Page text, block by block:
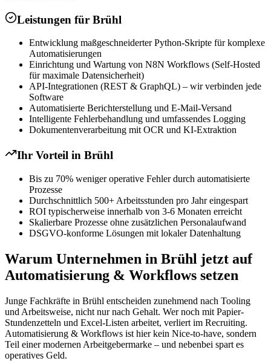
Leistungen für Brühl
Entwicklung maßgeschneiderter Python-Skripte für komplexe
Automatisierungen
Einrichtung und Wartung von N8N Workflows (Self-Hosted
für maximale Datensicherheit)
API-Integrationen (REST & GraphQL) – wir verbinden jede
Software
Automatisierte Berichterstellung und E-Mail-Versand
Intelligente Fehlerbehandlung und umfassendes Logging
Dokumentenverarbeitung mit OCR und KI-Extraktion
Ihr Vorteil in Brühl
Bis zu 70% weniger operative Fehler durch automatisierte
Prozesse
Durchschnittlich 500+ Arbeitsstunden pro Jahr eingespart
ROI typischerweise innerhalb von 3-6 Monaten erreicht
Skalierbare Prozesse ohne zusätzlichen Personalaufwand
DSGVO-konforme Lösungen mit lokaler Datenhaltung
Warum Unternehmen in Brühl jetzt auf
Automatisierung & Workflows setzen
Junge Fachkräfte in Brühl entscheiden zunehmend nach Tooling
und Arbeitsweise, nicht nur nach Gehalt. Wer noch mit Papier-
Stundenzetteln und Excel-Listen arbeitet, verliert im Recruiting.
Automatisierung & Workflows ist hier kein Nice-to-have, sondern
Teil einer modernen Arbeitgebermarke – und nebenbei spart es
operatives Geld.